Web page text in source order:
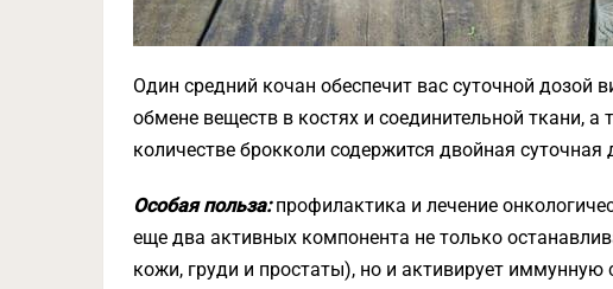
Один средний кочан обеспечит вас суточной дозой
обмене веществ в костях и соединительной ткани,
количестве брокколи содержится двойная суточная
Особая польза:профилактика и лечение
еще два активных компонента не только
кожи, груди и простаты), но и активирует иммунную